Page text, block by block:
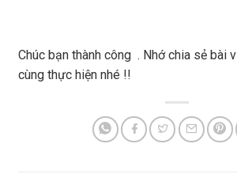
Chúc bạn thành công . Nhớ chia sẻ bài
cùng thực hiện nhé !!